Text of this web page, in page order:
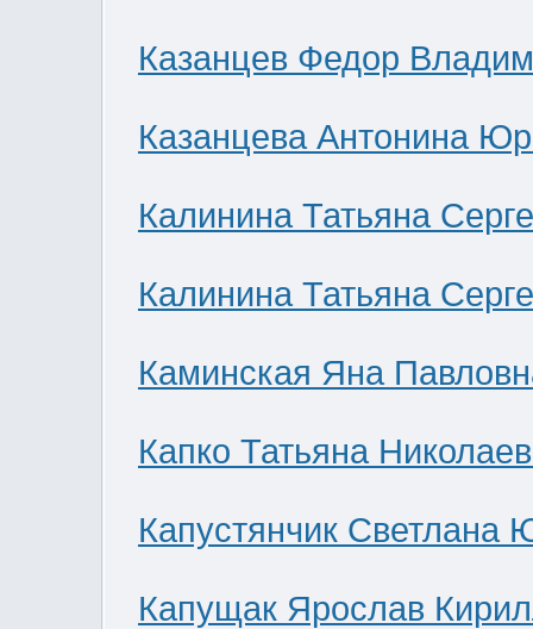
Казанцев Федор
Казанцева Антонина
Калинина Татьяна
Калинина Татьяна
Каминская Яна
Капко Татьяна
Капустянчик Светлана
Капущак Ярослав